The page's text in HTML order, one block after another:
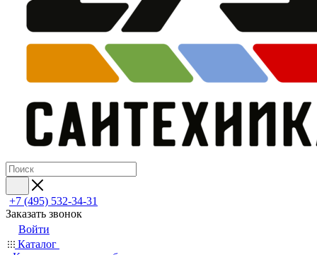
+7 (495) 532‑34‑31
Заказать звонок
Войти
Каталог